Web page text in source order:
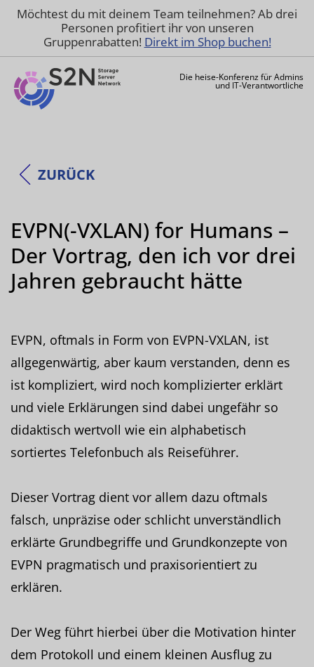
Möchtest du mit deinem Team teilnehmen? Ab drei
Personen profitiert ihr von unseren
Gruppenrabatten! Direkt im Shop buchen!
Die heise-Konferenz für Admins
und IT-Verantwortliche
ZURÜCK
EVPN(-VXLAN) for Humans –
Der Vortrag, den ich vor drei
Jahren gebraucht hätte
EVPN, oftmals in Form von EVPN-VXLAN, ist
allgegenwärtig, aber kaum verstanden, denn es
ist kompliziert, wird noch komplizierter erklärt
und viele Erklärungen sind dabei ungefähr so
didaktisch wertvoll wie ein alphabetisch
sortiertes Telefonbuch als Reiseführer.
Dieser Vortrag dient vor allem dazu oftmals
falsch, unpräzise oder schlicht unverständlich
erklärte Grundbegriffe und Grundkonzepte von
EVPN pragmatisch und praxisorientiert zu
erklären.
Der Weg führt hierbei über die Motivation hinter
dem Protokoll und einem kleinen Ausflug zu